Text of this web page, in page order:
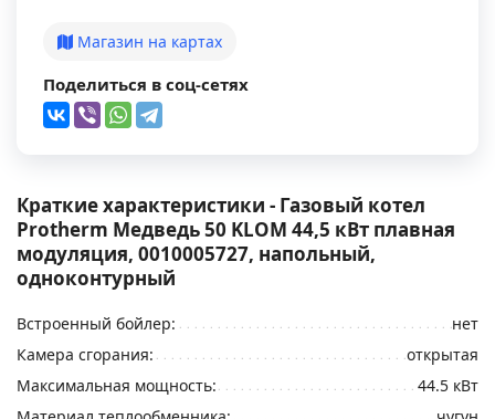
Магазин на картах
Поделиться в соц-сетях
Краткие характеристики - Газовый котел
Protherm Медведь 50 KLOM 44,5 кВт плавная
модуляция, 0010005727, напольный,
одноконтурный
Встроенный бойлер:
нет
Камера сгорания:
открытая
Максимальная мощность:
44.5 кВт